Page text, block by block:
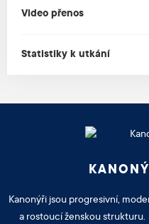
Video přenos
Statistiky k utkání
Kanonýři jsou progresivní,
a rostoucí ženskou